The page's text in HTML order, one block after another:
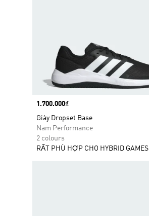
Price
1.700.000₫
Giày Dropset Base
Nam Performance
2 colours
RẤT PHÙ HỢP CHO HYBRID GAMES